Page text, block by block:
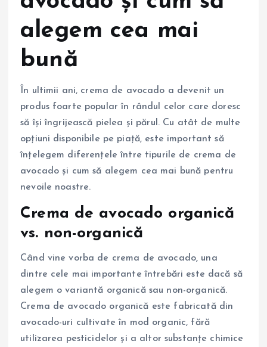
alegem cea mai
bună
În ultimii ani, crema de avocado a devenit un
produs foarte popular în rândul celor care doresc
să își îngrijească pielea și părul. Cu atât de multe
opțiuni disponibile pe piață, este important să
înțelegem diferențele între tipurile de crema de
avocado și cum să alegem cea mai bună pentru
nevoile noastre.
Crema de avocado organică
vs. non-organică
Când vine vorba de crema de avocado, una
dintre cele mai importante întrebări este dacă să
alegem o variantă organică sau non-organică.
Crema de avocado organică este fabricată din
avocado-uri cultivate în mod organic, fără
utilizarea pesticidelor și a altor substanțe chimice